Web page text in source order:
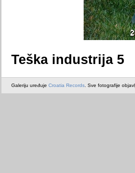
Teška industrija 5
Galeriju uređuje Croatia Records . Sve fotografije